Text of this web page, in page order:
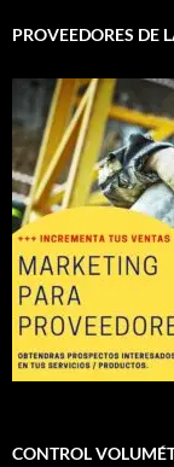
PROVEEDORES DE
CONTROL